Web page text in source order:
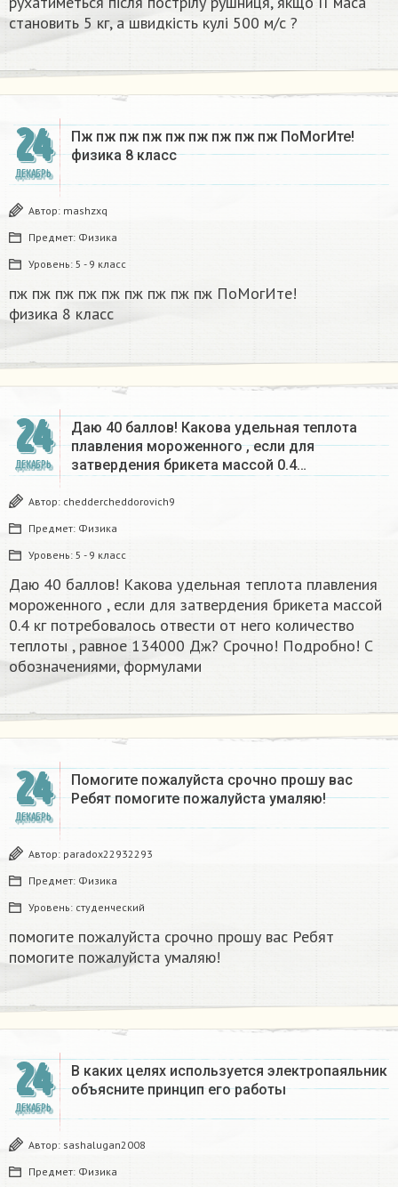
становить 5 кг, а швидкість кулі 500 м/с ?​
24
ДЕКАБРЬ
Пж пж пж пж пж пж пж пж пж ПоМогИте!
физика 8 класс​
Автор: mashzxq
Предмет: Физика
Уровень: 5 - 9 класс
пж пж пж пж пж пж пж пж пж ПоМогИте!
физика 8 класс​
24
ДЕКАБРЬ
Даю 40 баллов! Какова удельная теплота
плавления мороженного , если для
затвердения брикета массой 0.4…
Автор: cheddercheddorovich9
Предмет: Физика
Уровень: 5 - 9 класс
Даю 40 баллов! Какова удельная теплота плавления
мороженного , если для затвердения брикета массой
0.4 кг потребовалось отвести от него количество
теплоты , равное 134000 Дж? Срочно! Подробно! С
обозначениями, формулами
24
ДЕКАБРЬ
Помогите пожалуйста срочно прошу вас
Ребят помогите пожалуйста умаляю! ​
Автор: paradox22932293
Предмет: Физика
Уровень: студенческий
помогите пожалуйста срочно прошу вас Ребят
помогите пожалуйста умаляю! ​
24
ДЕКАБРЬ
В каких целях используется электропаяльник
объясните принцип его работы​
Автор: sashalugan2008
Предмет: Физика